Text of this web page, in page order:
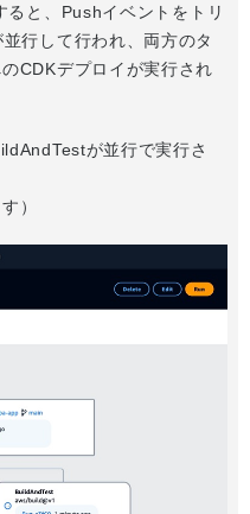
と、Pushイベントをトリ
行して行われ、両方のタ
CDKデプロイが実行され
が並行で実行さ
）